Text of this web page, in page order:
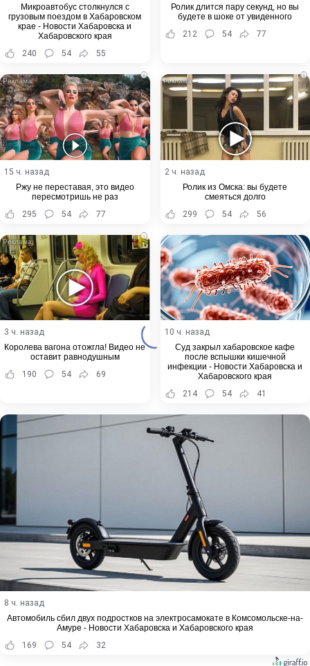
Микроавтобус столкнулся с
грузовым поездом в Хабаровском
крае - Новости Хабаровска и
Хабаровского края
240
54 55
Ролик длится пару секунд, но вы
будете в шоке от увиденного
212
54 77
i
15 ч. назад
Ржу не переставая, это видео
пересмотришь не раз
295
54 77
i
2 ч. назад
Ролик из Омска: вы будете
смеяться долго
299
54 56
i
3 ч. назад
Королева вагона отожгла! Видео не
оставит равнодушным
190
54 69
10 ч. назад
Суд закрыл хабаровское кафе
после вспышки кишечной
инфекции - Новости Хабаровска и
Хабаровского края
214
54 41
8 ч. назад
Автомобиль сбил двух подростков на электросамокате в Комсомольске-на-
Амуре - Новости Хабаровска и Хабаровского края
169
54 32